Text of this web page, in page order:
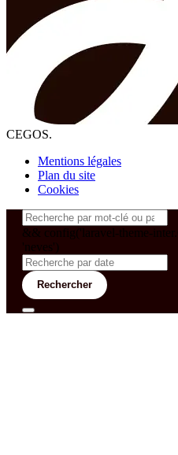
CEGOS.
Mentions légales
Plan du site
Cookies
&& config('laravel-theme-
'neves')
Rechercher